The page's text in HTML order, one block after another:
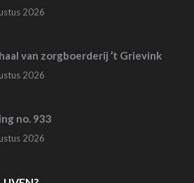
2026
van zorgboerderij ’t Grievink
2026
no. 933
2026